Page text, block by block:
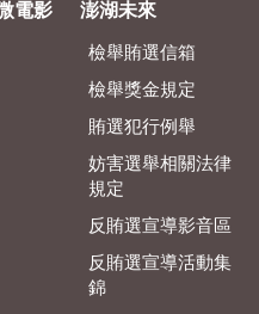
電影
澎湖未來
檢舉賄選信箱
檢舉獎金規定
賄選犯行例舉
妨害選舉相關法律
規定
反賄選宣導影音區
反賄選宣導活動集
錦